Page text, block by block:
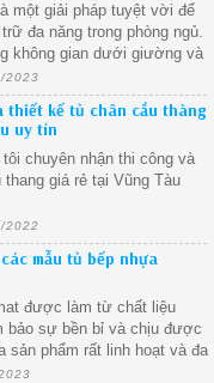
một giải pháp tuyệt vời để
đa năng trong phòng ngủ.
không gian dưới giường và
đồ dùng cá nhân, tạo
2023
thiết kế tủ chân cầu thàng
uy tín
chuyên nhận thi công và
thang giá rẻ tại Vũng Tàu
2022
mẫu tủ bếp nhựa
được làm từ chất liệu
bảo sự bền bỉ và chịu được
sản phẩm rất linh hoạt và đa
sắp xếp và lưu trữ các